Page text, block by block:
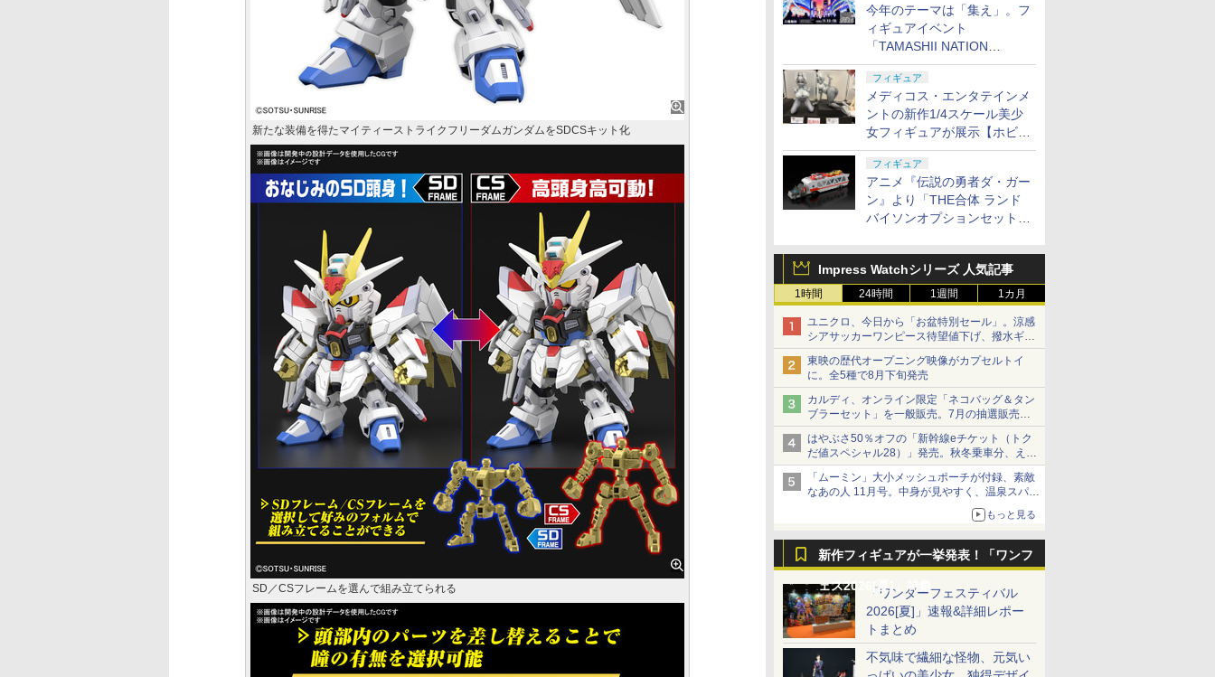
今年のテーマは「集え」。フ
ィギュアイベント
「TAMASHII NATION
2026」が11月13日より開催
決定
フィギュア
メディコス・エンタテインメ
ントの新作1/4スケール美少
女フィギュアが展示【ホビー
メーカー合同展示会】
フィギュア
アニメ『伝説の勇者ダ・ガー
ン』より「THE合体 ランド
バイソンオプションセット」
Impress Watchシリーズ 人気記事
1時間 24時間 1週間 1カ月
ユニクロ、今日から「お盆特別セール」。涼感
シアサッカーワンピース待望値下げ、撥水ギア
ショーツは1990円に
東映の歴代オープニング映像がカプセルトイ
に。全5種で8月下旬発売
カルディ、オンライン限定「ネコバッグ＆タン
ブラーセット」を一般販売。7月の抽選販売の
当選無効分
はやぶさ50％オフの「新幹線eチケット（トク
だ値スペシャル28）」発売。秋冬乗車分、えき
ねっと限定
「ムーミン」大小メッシュポーチが付録、素敵
なあの人 11月号。中身が見やすく、温泉スパに
もっと見る
新作フィギュアが一挙発表！「ワンフ
ェス2026[夏]」特集「ワンダーフェスティバル
2026[夏]」速報&詳細レポー
トまとめ
不気味で繊細な怪物、元気い
新たな装備を得たマイティーストライクフリーダムガンダムをSDCSキット化
SD／CSフレームを選んで組み立てられる